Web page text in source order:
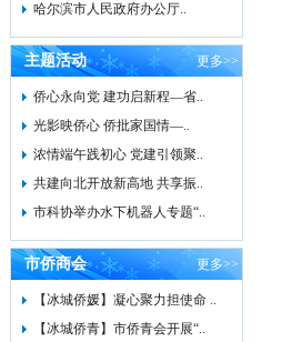
哈尔滨市人民政府办公厅..
主题活动 更多>>
侨心永向党 建功启新程—省..
光影映侨心 侨批家国情—..
浓情端午践初心 党建引领聚..
共建向北开放新高地 共享振..
市科协举办水下机器人专题“..
市侨商会 更多>>
【冰城侨媛】凝心聚力担使命 ..
【冰城侨青】市侨青会开展“..